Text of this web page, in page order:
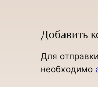
Добавить
Для
необходимо